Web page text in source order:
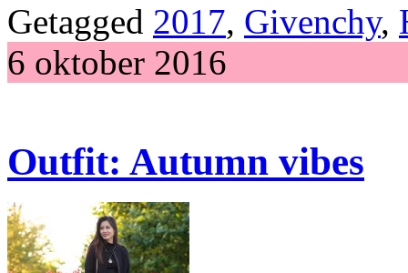
Getagged 2017, Givenchy,
6 oktober 2016
Outfit: Autumn vibes